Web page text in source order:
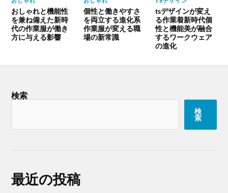
おしゃれと機能性
を兼ね備えた新時
代の作業服が働き
方に与える影響
個性と働きやすさ
を両立する進化系
作業服が変える職
場の新常識
tsデザインが変え
る作業着新時代個
性と機能美が融合
するワークウェア
の進化
検索
検
索
最近の投稿